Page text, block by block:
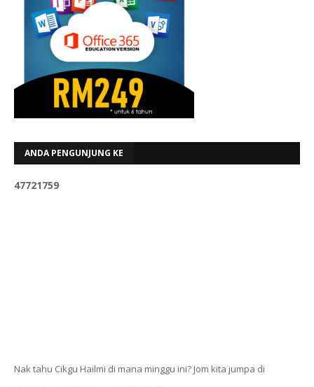
ANDA PENGUNJUNG KE
47721759
Nak tahu Cikgu Hailmi di mana minggu ini? Jom kita jumpa di